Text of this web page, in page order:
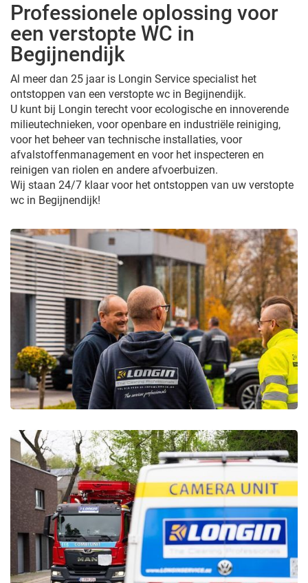
Professionele oplossing voor
een verstopte WC in
Begijnendijk
Al meer dan 25 jaar is Longin Service specialist het
ontstoppen van een verstopte wc in Begijnendijk.
U kunt bij Longin terecht voor ecologische en innoverende
milieutechnieken, voor openbare en industriële reiniging,
voor het beheer van technische installaties, voor
afvalstoffenmanagement en voor het inspecteren en
reinigen van riolen en andere afvoerbuizen.
Wij staan 24/7 klaar voor het ontstoppen van uw verstopte
wc in Begijnendijk!